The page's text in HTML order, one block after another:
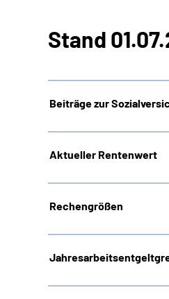
Stand
Beiträge zur
Aktueller Rentenwert
Rechengrößen